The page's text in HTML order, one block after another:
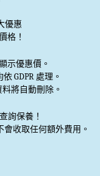
優惠
格！
示優惠價。
GDPR 處理。
將自動刪除。
詢保養！
收取任何額外費用。